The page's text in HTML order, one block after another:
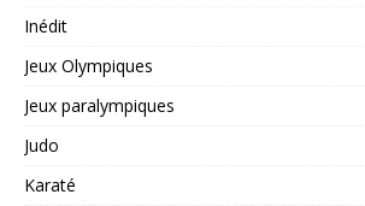
Inédit
Jeux Olympiques
Jeux paralympiques
Judo
Karaté